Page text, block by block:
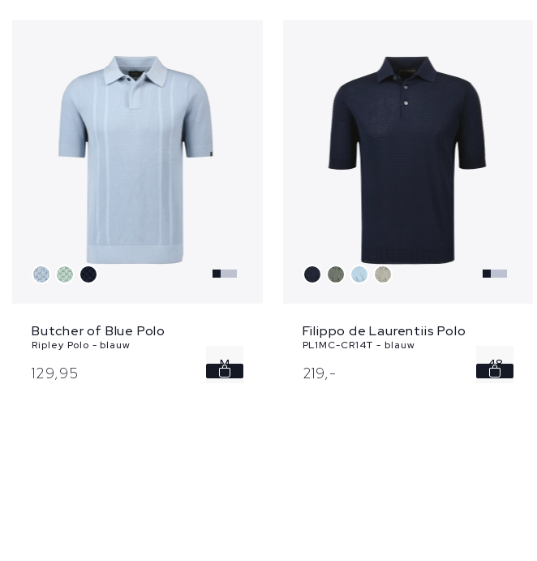
Butcher of Blue Polo
Ripley Polo - blauw
129,95 M
Filippo de Laurentiis Polo
PL1MC-CR14T - blauw
219,- 48